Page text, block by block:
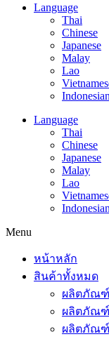
Language
Thai
Chinese
Japanese
Malay
Lao
Indonesian
Language
Thai
Chinese
Japanese
Malay
Lao
Indonesian
Menu
หน้าหลัก
สินค้าทั้งหมด
ผลิตภัณฑ์
ผลิตภัณ
ผลิตภัณฑ์